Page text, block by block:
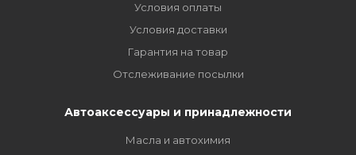
Условия оплаты
Условия доставки
Гарантия на товар
Отслеживание посылки
Автоаксессуары и принадлежности
Масла и автохимия